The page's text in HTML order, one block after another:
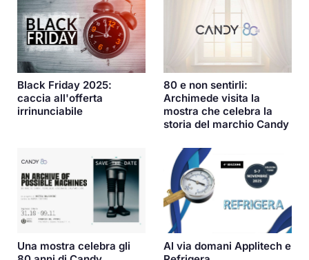
Black Friday 2025:
caccia all'offerta
irrinunciabile
80 e non sentirli:
Archimede visita la
mostra che celebra la
storia del marchio Candy
Una mostra celebra gli
Al via domani Applitech e